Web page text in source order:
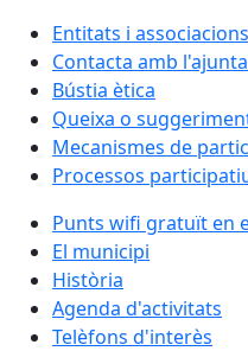
Entitats i associacions
Contacta amb
Bústia ètica
Queixa o
Mecanismes de
Processos
Punts wifi gratuït en
El municipi
Història
Agenda d'activitats
Telèfons d'interès